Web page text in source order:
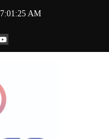
7:01:25 AM